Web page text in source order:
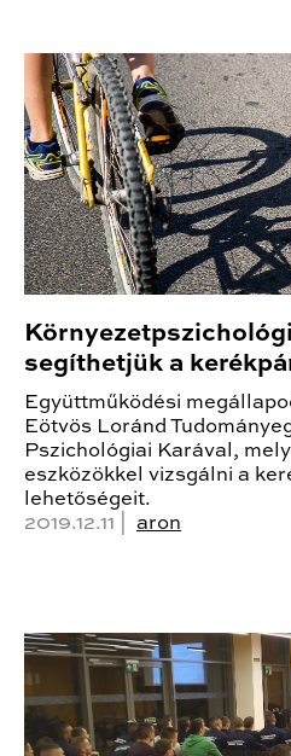
segíthetjük a
Együttműködési
Eötvös Loránd
Pszichológiai Karával,
eszközökkel vizsgálni a
lehetőségeit.
2019.12.11 | aron